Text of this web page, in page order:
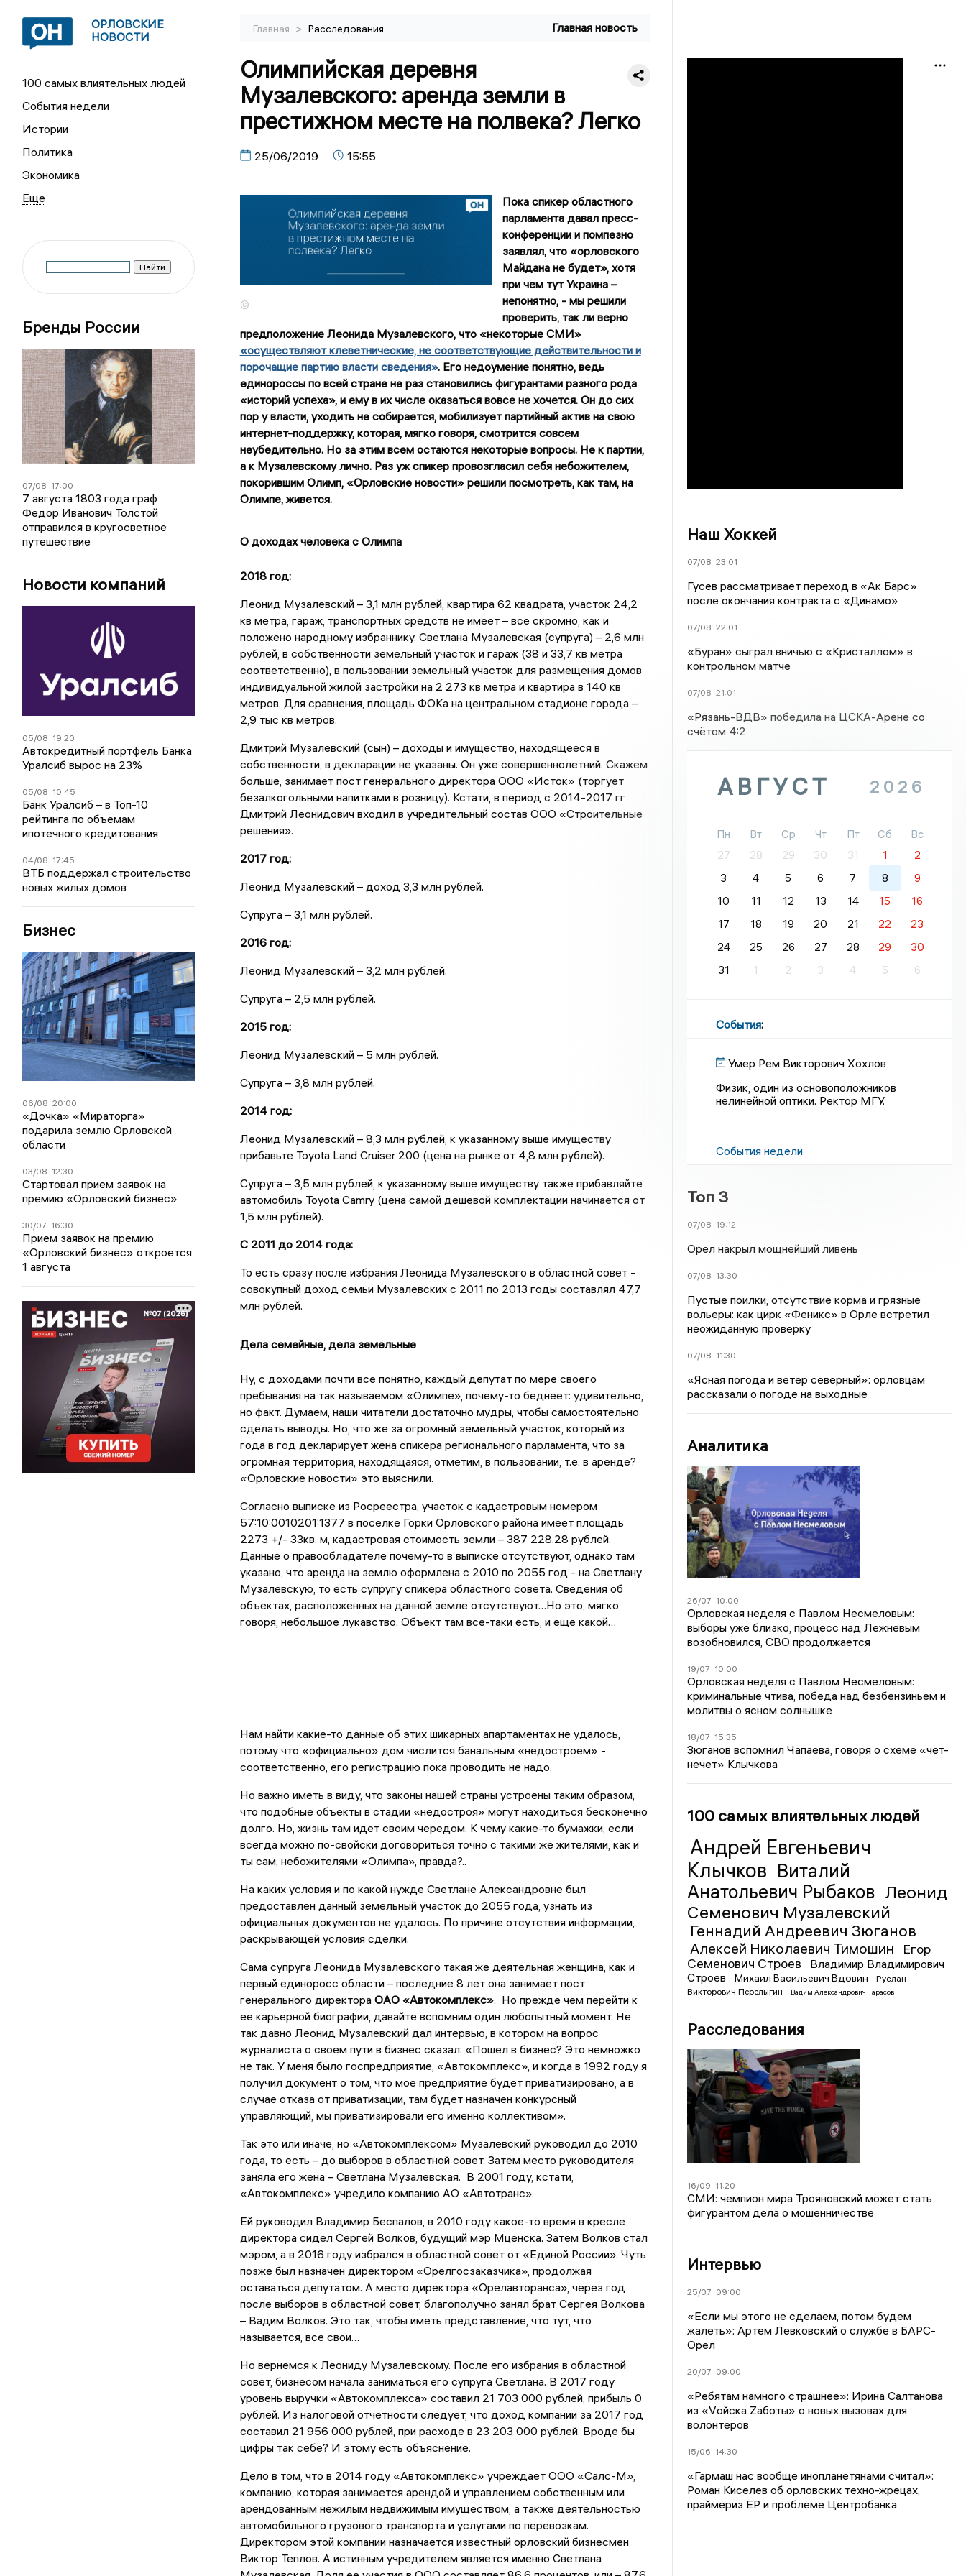
ОРЛОВСКИЕ
НОВОСТИ
100 самых влиятельных людей
События недели
Истории
Политика
Экономика
Бренды России
07/08 17:00
7 августа 1803 года граф
Федор Иванович Толстой
отправился в кругосветное
путешествие
Новости компаний
05/08 19:20
Автокредитный портфель Банка
Уралсиб вырос на 23%
05/08 10:45
Банк Уралсиб – в Топ-10
рейтинга по объемам
ипотечного кредитования
04/08 17:45
ВТБ поддержал строительство
новых жилых домов
Бизнес
06/08 20:00
«Дочка» «Мираторга»
подарила землю Орловской
области
03/08 12:30
Стартовал прием заявок на
премию «Орловский бизнес»
30/07 16:30
Прием заявок на премию
«Орловский бизнес» откроется
1 августа
Главная > Расследования Главная новость
Олимпийская деревня
Музалевского: аренда земли в
престижном месте на полвека? Легко
25/06/2019 15:55
©
Пока спикер областного
парламента давал пресс-
конференции и помпезно
заявлял, что «орловского
Майдана не будет», хотя
при чем тут Украина –
непонятно, - мы решили
проверить, так ли верно
предположение Леонида Музалевского, что «некоторые СМИ»
«осуществляют клеветнические, не соответствующие действительности и
порочащие партию власти сведения». Его недоумение понятно, ведь
единороссы по всей стране не раз становились фигурантами разного рода
«историй успеха», и ему в их числе оказаться вовсе не хочется. Он до сих
пор у власти, уходить не собирается, мобилизует партийный актив на свою
интернет-поддержку, которая, мягко говоря, смотрится совсем
неубедительно. Но за этим всем остаются некоторые вопросы. Не к партии,
а к Музалевскому лично. Раз уж спикер провозгласил себя небожителем,
покорившим Олимп, «Орловские новости» решили посмотреть, как там, на
Олимпе, живется.
О доходах человека с Олимпа
2018 год:
Леонид Музалевский – 3,1 млн рублей, квартира 62 квадрата, участок 24,2
кв метра, гараж, транспортных средств не имеет – все скромно, как и
положено народному избраннику. Светлана Музалевская (супруга) – 2,6 млн
рублей, в собственности земельный участок и гараж (38 и 33,7 кв метра
соответственно), в пользовании земельный участок для размещения домов
индивидуальной жилой застройки на 2 273 кв метра и квартира в 140 кв
метров. Для сравнения, площадь ФОКа на центральном стадионе города –
2,9 тыс кв метров.
Дмитрий Музалевский (сын) – доходы и имущество, находящееся в
собственности, в декларации не указаны. Он уже совершеннолетний. Скажем
больше, занимает пост генерального директора ООО «Исток» (торгует
безалкогольными напитками в розницу). Кстати, в период с 2014-2017 гг
Дмитрий Леонидович входил в учредительный состав ООО «Строительные
решения».
2017 год:
Леонид Музалевский – доход 3,3 млн рублей.
Супруга – 3,1 млн рублей.
2016 год:
Леонид Музалевский – 3,2 млн рублей.
Супруга – 2,5 млн рублей.
2015 год:
Леонид Музалевский – 5 млн рублей.
Супруга – 3,8 млн рублей.
2014 год:
Леонид Музалевский – 8,3 млн рублей, к указанному выше имуществу
прибавьте Toyota Land Cruiser 200 (цена на рынке от 4,8 млн рублей).
Супруга – 3,5 млн рублей, к указанному выше имуществу также прибавляйте
автомобиль Toyota Camry (цена самой дешевой комплектации начинается от
1,5 млн рублей).
С 2011 до 2014 года:
То есть сразу после избрания Леонида Музалевского в областной совет -
совокупный доход семьи Музалевских с 2011 по 2013 годы составлял 47,7
млн рублей.
Дела семейные, дела земельные
Ну, с доходами почти все понятно, каждый депутат по мере своего
пребывания на так называемом «Олимпе», почему-то беднеет: удивительно,
но факт. Думаем, наши читатели достаточно мудры, чтобы самостоятельно
сделать выводы. Но, что же за огромный земельный участок, который из
года в год декларирует жена спикера регионального парламента, что за
огромная территория, находящаяся, отметим, в пользовании, т.е. в аренде?
«Орловские новости» это выяснили.
Согласно выписке из Росреестра, участок с кадастровым номером
57:10:0010201:1377 в поселке Горки Орловского района имеет площадь
2273 +/- 33кв. м, кадастровая стоимость земли – 387 228.28 рублей.
Данные о правообладателе почему-то в выписке отсутствуют, однако там
указано, что аренда на землю оформлена с 2010 по 2055 год - на Светлану
Музалевскую, то есть супругу спикера областного совета. Сведения об
объектах, расположенных на данной земле отсутствуют…Но это, мягко
говоря, небольшое лукавство. Объект там все-таки есть, и еще какой…
Нам найти какие-то данные об этих шикарных апартаментах не удалось,
потому что «официально» дом числится банальным «недостроем» -
соответственно, его регистрацию пока проводить не надо.
Но важно иметь в виду, что законы нашей страны устроены таким образом,
что подобные объекты в стадии «недостроя» могут находиться бесконечно
долго. Но, жизнь там идет своим чередом. К чему какие-то бумажки, если
всегда можно по-свойски договориться точно с такими же жителями, как и
ты сам, небожителями «Олимпа», правда?..
На каких условия и по какой нужде Светлане Александровне был
предоставлен данный земельный участок до 2055 года, узнать из
официальных документов не удалось. По причине отсутствия информации,
раскрывающей условия сделки.
Сама супруга Леонида Музалевского такая же деятельная женщина, как и
первый единоросс области – последние 8 лет она занимает пост
генерального директора ОАО «Автокомплекс». Но прежде чем перейти к
ее карьерной биографии, давайте вспомним один любопытный момент. Не
так давно Леонид Музалевский дал интервью, в котором на вопрос
журналиста о своем пути в бизнес сказал: «Пошел в бизнес? Это немножко
не так. У меня было госпредприятие, «Автокомплекс», и когда в 1992 году я
получил документ о том, что мое предприятие будет приватизировано, а в
случае отказа от приватизации, там будет назначен конкурсный
управляющий, мы приватизировали его именно коллективом».
Так это или иначе, но «Автокомплексом» Музалевский руководил до 2010
года, то есть – до выборов в областной совет. Затем место руководителя
заняла его жена – Светлана Музалевская. В 2001 году, кстати,
«Автокомплекс» учредило компанию АО «Автотранс».
Ей руководил Владимир Беспалов, в 2010 году какое-то время в кресле
директора сидел Сергей Волков, будущий мэр Мценска. Затем Волков стал
мэром, а в 2016 году избрался в областной совет от «Единой России». Чуть
позже был назначен директором «Орелгосзаказчика», продолжая
оставаться депутатом. А место директора «Орелавторанса», через год
после выборов в областной совет, благополучно занял брат Сергея Волкова
– Вадим Волков. Это так, чтобы иметь представление, что тут, что
называется, все свои…
Но вернемся к Леониду Музалевскому. После его избрания в областной
совет, бизнесом начала заниматься его супруга Светлана. В 2017 году
уровень выручки «Автокомплекса» составил 21 703 000 рублей, прибыль 0
рублей. Из налоговой отчетности следует, что доход компании за 2017 год
составил 21 956 000 рублей, при расходе в 23 203 000 рублей. Вроде бы
цифры так себе? И этому есть объяснение.
Дело в том, что в 2014 году «Автокомплекс» учреждает ООО «Салс-М»,
компанию, которая занимается арендой и управлением собственным или
арендованным нежилым недвижимым имуществом, а также деятельностью
автомобильного грузового транспорта и услугами по перевозкам.
Директором этой компании назначается известный орловский бизнесмен
Виктор Теплов. А истинным учредителем является именно Светлана
Наш Хоккей
07/08 23:01
Гусев рассматривает переход в «Ак Барс»
после окончания контракта с «Динамо»
07/08 22:01
«Буран» сыграл вничью с «Кристаллом» в
контрольном матче
07/08 21:01
«Рязань-ВДВ» победила на ЦСКА-Арене со
счётом 4:2
АВГУСТ 2026
Пн Вт Ср Чт Пт Сб
Вс
27
28 29 30 31 1
2
3
4 5 6 7 8
9
10
11 12 13 14 15
16
17
18 19 20 21 22
23
24
25 26 27 28 29
30
31
1 2 3 4 5 6
События:
Умер Рем Викторович Хохлов
Физик, один из основоположников
нелинейной оптики. Ректор МГУ.
События недели
Топ 3
07/08 19:12
Орел накрыл мощнейший ливень
07/08 13:30
Пустые поилки, отсутствие корма и грязные
вольеры: как цирк «Феникс» в Орле встретил
неожиданную проверку
07/08 11:30
«Ясная погода и ветер северный»: орловцам
рассказали о погоде на выходные
Аналитика
26/07 10:00
Орловская неделя с Павлом Несмеловым:
выборы уже близко, процесс над Лежневым
возобновился, СВО продолжается
19/07 10:00
Орловская неделя с Павлом Несмеловым:
криминальные чтива, победа над безбензиньем и
молитвы о ясном солнышке
18/07 15:35
Зюганов вспомнил Чапаева, говоря о схеме «чет-
нечет» Клычкова
100 самых влиятельных людей
Андрей Евгеньевич
Клычков Виталий
Анатольевич Рыбаков Леонид
Семенович Музалевский
Геннадий Андреевич Зюганов
Алексей Николаевич Тимошин
Егор
Семенович Строев
Владимир Владимирович
Строев
Михаил Васильевич Вдовин
Руслан
Викторович Перелыгин
Вадим Александрович Тарасов
Расследования
16/09 11:20
СМИ: чемпион мира Трояновский может стать
фигурантом дела о мошенничестве
Интервью
25/07 09:00
«Если мы этого не сделаем, потом будем
жалеть»: Артем Левковский о службе в БАРС-
Орел
20/07 09:00
«Ребятам намного страшнее»: Ирина Салтанова
из «Vойска Zаботы» о новых вызовах для
волонтеров
15/06 14:30
«Гармаш нас вообще инопланетянами считал»:
Роман Киселев об орловских техно-жрецах,
праймериз ЕР и проблеме Центробанка